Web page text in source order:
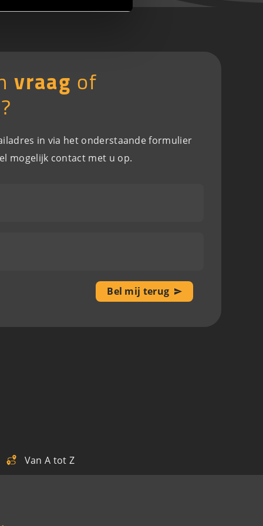
vraagof
?
in via het onderstaande formulier
mogelijk contact met u op.
Bel mij terug
Van A tot Z